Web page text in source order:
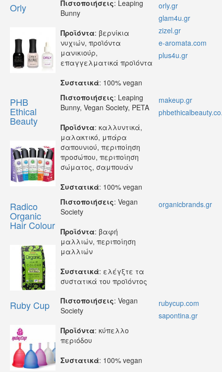
Orly Πιστοποιήσεις: Leaping
Bunny
Προϊόντα: βερνίκια
νυχιών, προϊόντα
μανικιούρ,
επαγγελματικά προϊόντα
Συστατικά: 100% vegan
orly.gr
glam4u.gr
zizel.gr
e-aromata.com
plus4u.gr
PHB
Ethical
Beauty
Πιστοποιήσεις: Leaping
Bunny, Vegan Society, PETA
Προϊόντα: καλλυντικά,
μαλακτικό, μπάρα
σαπουνιού, περιποίηση
προσώπου, περιποίηση
σώματος, σαμπουάν
Συστατικά: 100% vegan
makeup.gr
Radico
Organic
Hair Colour
Πιστοποιήσεις: Vegan
Society
Προϊόντα: βαφή
μαλλιών, περιποίηση
μαλλιών
Συστατικά: ελέγξτε τα
συστατικά του προϊόντος
organicbrands.gr
Ruby Cup Πιστοποιήσεις: Vegan
Society
Προϊόντα: κύπελλο
περιόδου
Συστατικά: 100% vegan
rubycup.com
sapontina.gr